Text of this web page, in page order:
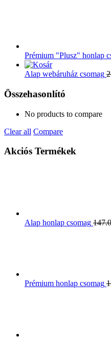
Prémium "Plusz" honlap
Alap webáruház csomag
Összehasonlító
No products to compare
Clear all Compare
Akciós Termékek
Alap honlap csomag
Prémium honlap csomag